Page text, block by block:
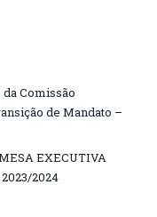
Comissão
de Mandato –
EXECUTIVA
2024